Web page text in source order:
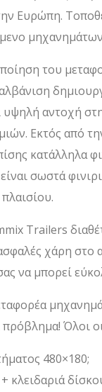
Ευρώπη.
του
αντοχή
Εκτός από
κατάλληλα
σωστά
Trailers
χάρη στο
να μπορεί
Όλοι
480×180;
κλειδαριά